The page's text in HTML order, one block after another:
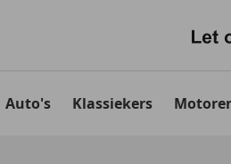
Auto's Klassiekers